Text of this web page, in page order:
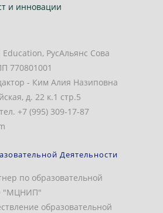
и инновации
РусАльянс Сова
770801001
- Ким Алия Назиповна
д. 22 к.1 стр.5
+7 (995) 309-17-87
Деятельности
по образовательной
"МЦНИП"
образовательной